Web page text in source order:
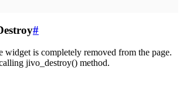
#
widget is completely removed from the page.
jivo_destroy() method.